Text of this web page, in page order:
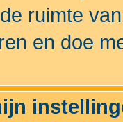
ruimte
en doe